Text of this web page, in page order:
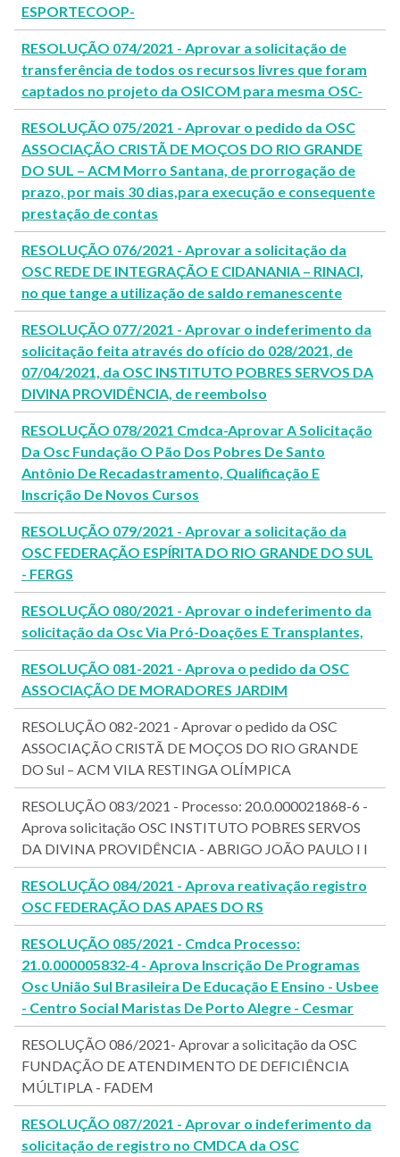
ESPORTECOOP-
RESOLUÇÃO 074/2021 - Aprovar a solicitação de
transferência de todos os recursos livres que foram
captados no projeto da OSICOM para mesma OSC-
RESOLUÇÃO 075/2021 - Aprovar o pedido da OSC
ASSOCIAÇÃO CRISTÃ DE MOÇOS DO RIO GRANDE
DO SUL – ACM Morro Santana, de prorrogação de
prazo, por mais 30 dias,para execução e consequente
prestação de contas
RESOLUÇÃO 076/2021 - Aprovar a solicitação da
OSC REDE DE INTEGRAÇÃO E CIDANANIA – RINACI,
no que tange a utilização de saldo remanescente
RESOLUÇÃO 077/2021 - Aprovar o indeferimento da
solicitação feita através do ofício do 028/2021, de
07/04/2021, da OSC INSTITUTO POBRES SERVOS DA
DIVINA PROVIDÊNCIA, de reembolso
RESOLUÇÃO 078/2021 Cmdca-Aprovar A Solicitação
Da Osc Fundação O Pão Dos Pobres De Santo
Antônio De Recadastramento, Qualificação E
Inscrição De Novos Cursos
RESOLUÇÃO 079/2021 - Aprovar a solicitação da
OSC FEDERAÇÃO ESPÍRITA DO RIO GRANDE DO SUL
- FERGS
RESOLUÇÃO 080/2021 - Aprovar o indeferimento da
solicitação da Osc Via Pró-Doações E Transplantes,
RESOLUÇÃO 081-2021 - Aprova o pedido da OSC
ASSOCIAÇÃO DE MORADORES JARDIM
RESOLUÇÃO 082-2021 - Aprovar o pedido da OSC
ASSOCIAÇÃO CRISTÃ DE MOÇOS DO RIO GRANDE
DO Sul – ACM VILA RESTINGA OLÍMPICA
RESOLUÇÃO 083/2021 - Processo: 20.0.000021868-6 -
Aprova solicitação OSC INSTITUTO POBRES SERVOS
DA DIVINA PROVIDÊNCIA - ABRIGO JOÃO PAULO I I
RESOLUÇÃO 084/2021 - Aprova reativação registro
OSC FEDERAÇÃO DAS APAES DO RS
RESOLUÇÃO 085/2021 - Cmdca Processo:
21.0.000005832-4 - Aprova Inscrição De Programas
Osc União Sul Brasileira De Educação E Ensino - Usbee
- Centro Social Maristas De Porto Alegre - Cesmar
RESOLUÇÃO 086/2021- Aprovar a solicitação da OSC
FUNDAÇÃO DE ATENDIMENTO DE DEFICIÊNCIA
MÚLTIPLA - FADEM
RESOLUÇÃO 087/2021 - Aprovar o indeferimento da
solicitação de registro no CMDCA da OSC